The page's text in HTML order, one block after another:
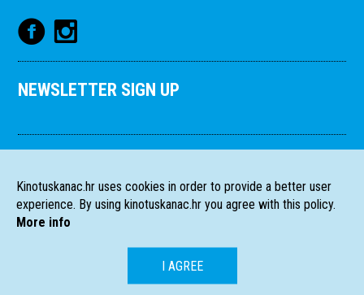
NEWSLETTER SIGN UP
Kinotuskanac.hr uses cookies in order to provide a better user
experience. By using kinotuskanac.hr you agree with this policy.
More info
I AGREE